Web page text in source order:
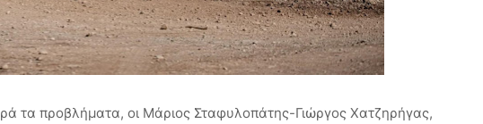
τα προβλήματα, οι Μάριος Σταφυλοπάτης-Γιώργος Χατζηρήγας,